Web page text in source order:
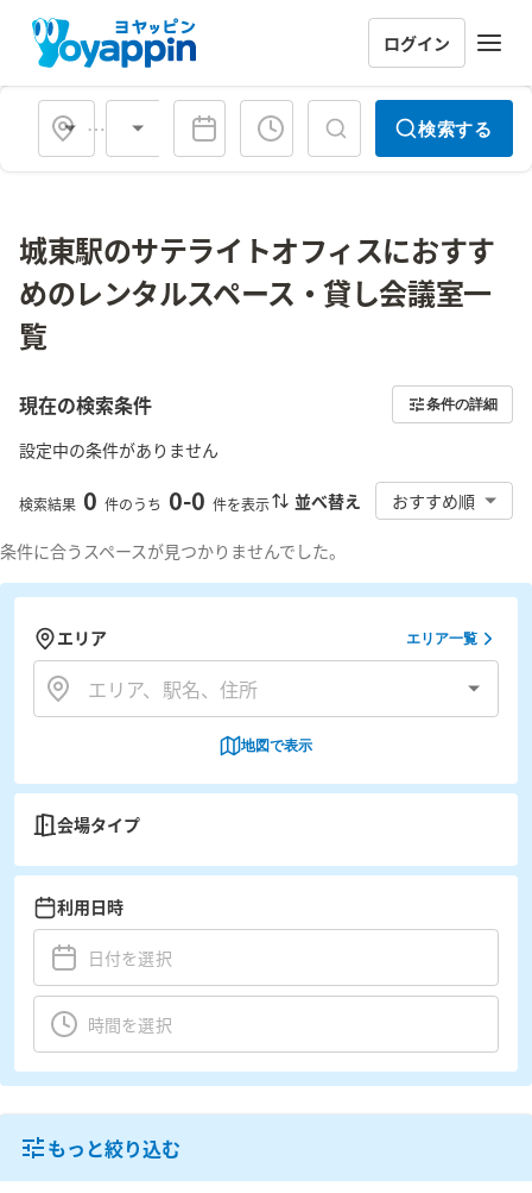
ログイン
会場タイプ 検索する
城東駅のサテライトオフィスにおすす
めのレンタルスペース・貸し会議室一
覧
現在の検索条件 条件の詳細
設定中の条件がありません
検索結果 0 件のうち 0-0 件を表示 並べ替え おすすめ順
条件に合うスペースが見つかりませんでした。
エリア エリア一覧
地図で表示
会場タイプ
利用日時
もっと絞り込む